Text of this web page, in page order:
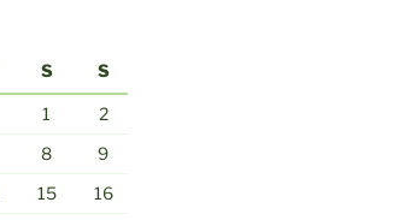
S S
1
2
8
9
15
16